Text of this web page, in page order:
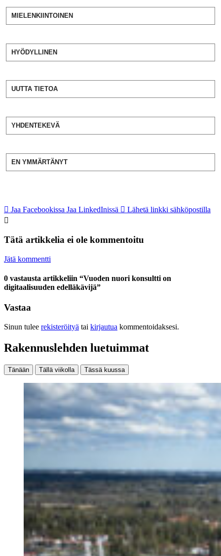
MIELENKIINTOINEN
HYÖDYLLINEN
UUTTA TIETOA
YHDENTEKEVÄ
EN YMMÄRTÄNYT
Jaa Facebookissa Jaa LinkedInissä Lähetä linkki sähköpostilla
Tätä artikkelia ei ole kommentoitu
Jätä kommentti
0 vastausta artikkeliin “Vuoden nuori konsultti on
digitaalisuuden edelläkävijä”
Vastaa
Sinun tulee rekisteröityä tai kirjautua kommentoidaksesi.
Rakennuslehden luetuimmat
Tänään Tällä viikolla Tässä kuussa